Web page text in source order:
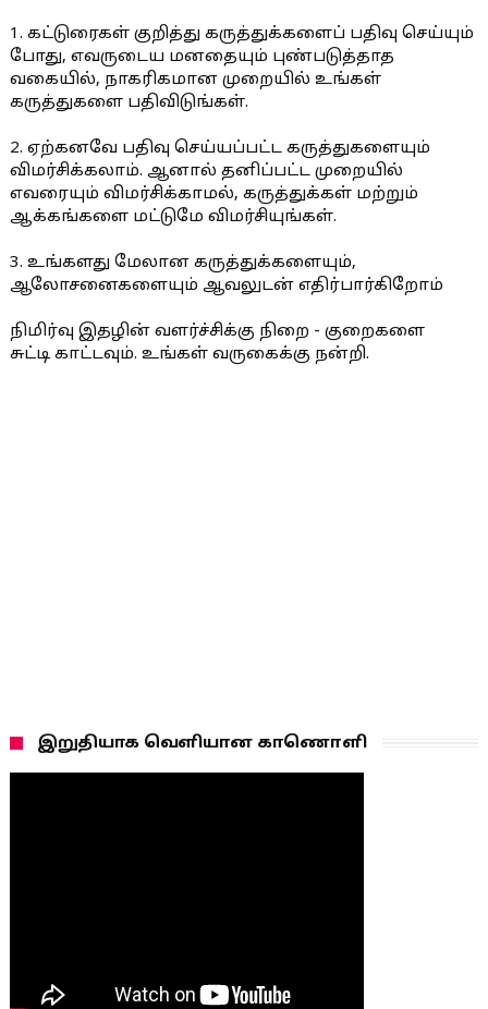
1. கட்டுரைகள் குறித்து கருத்துக்களைப் பதிவு செய்யும்
போது, எவருடைய மனதையும் புண்படுத்தாத
வகையில், நாகரிகமான முறையில் உங்கள்
கருத்துகளை பதிவிடுங்கள்.
2. ஏற்கனவே பதிவு செய்யப்பட்ட கருத்துகளையும்
விமர்சிக்கலாம். ஆனால் தனிப்பட்ட முறையில்
எவரையும் விமர்சிக்காமல், கருத்துக்கள் மற்றும்
ஆக்கங்களை மட்டுமே விமர்சியுங்கள்.
3. உங்களது மேலான கருத்துக்களையும்,
ஆலோசனைகளையும் ஆவலுடன் எதிர்பார்கிறோம்
நிமிர்வு இதழின் வளர்ச்சிக்கு நிறை - குறைகளை
சுட்டி காட்டவும். உங்கள் வருகைக்கு நன்றி.
இறுதியாக வெளியான காணொளி